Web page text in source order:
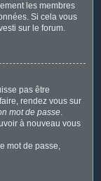
les membres
Si cela vous
sur le forum.
pas être
rendez vous sur
mot de passe.
à nouveau vous
mot de passe,